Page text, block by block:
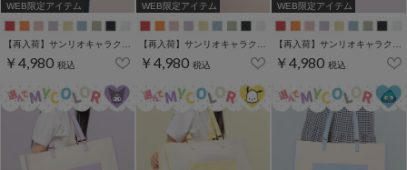
WEB限定アイテム
￥4,980 税込
WEB限定アイテム
￥4,980 税込
WEB限定アイテム
￥4,980 税込